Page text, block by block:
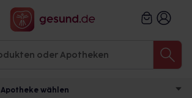
Apotheke wählen